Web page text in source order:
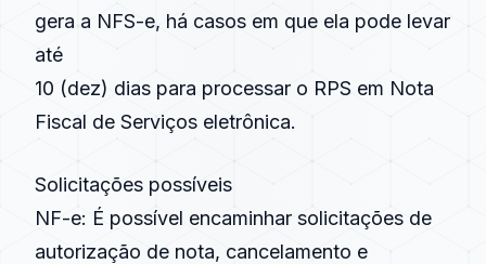
gera a NFS-e, há casos em que ela pode levar
até
10 (dez) dias para processar o RPS em Nota
Fiscal de Serviços eletrônica.
Solicitações possíveis
NF-e: É possível encaminhar solicitações de
autorização de nota, cancelamento e